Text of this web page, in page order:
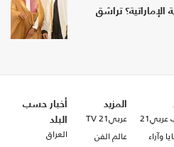
تراشق
عربي21
وآراء
المزيد
عربي21 TV
عالم الفن
أخبار حسب
البلد
العراق